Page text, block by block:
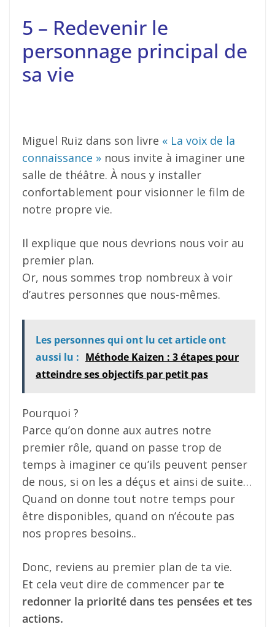
5 – Redevenir le
personnage principal de
sa vie
Miguel Ruiz dans son livre « La voix de la
connaissance » nous invite à imaginer une
salle de théâtre. À nous y installer
confortablement pour visionner le film de
notre propre vie.
Il explique que nous devrions nous voir au
premier plan.
Or, nous sommes trop nombreux à voir
d’autres personnes que nous-mêmes.
Les personnes qui ont lu cet article ont
aussi lu : Méthode Kaizen : 3 étapes pour
atteindre ses objectifs par petit pas
Pourquoi ?
Parce qu’on donne aux autres notre
premier rôle, quand on passe trop de
temps à imaginer ce qu’ils peuvent penser
de nous, si on les a déçus et ainsi de suite…
Quand on donne tout notre temps pour
être disponibles, quand on n’écoute pas
nos propres besoins..
Donc, reviens au premier plan de ta vie.
Et cela veut dire de commencer par te
redonner la priorité dans tes pensées et tes
actions.